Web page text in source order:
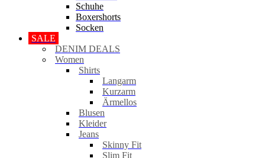
Schuhe
Boxershorts
Socken
SALE
DENIM DEALS
Women
Shirts
Langarm
Kurzarm
Ärmellos
Blusen
Kleider
Jeans
Skinny Fit
Slim Fit